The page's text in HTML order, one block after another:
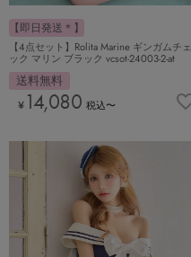
【即日発送＊】
【4点セット】Rolita Marine ギンガムチェ
ック マリン ブラック vcsot-24003-2-at
送料無料
¥ 14,080 税込〜